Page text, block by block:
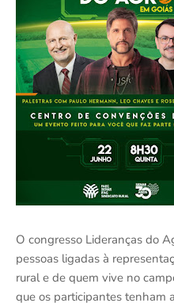
O congresso Lideranças do
pessoas ligadas à
rural e de quem vive no
que os participantes tenham